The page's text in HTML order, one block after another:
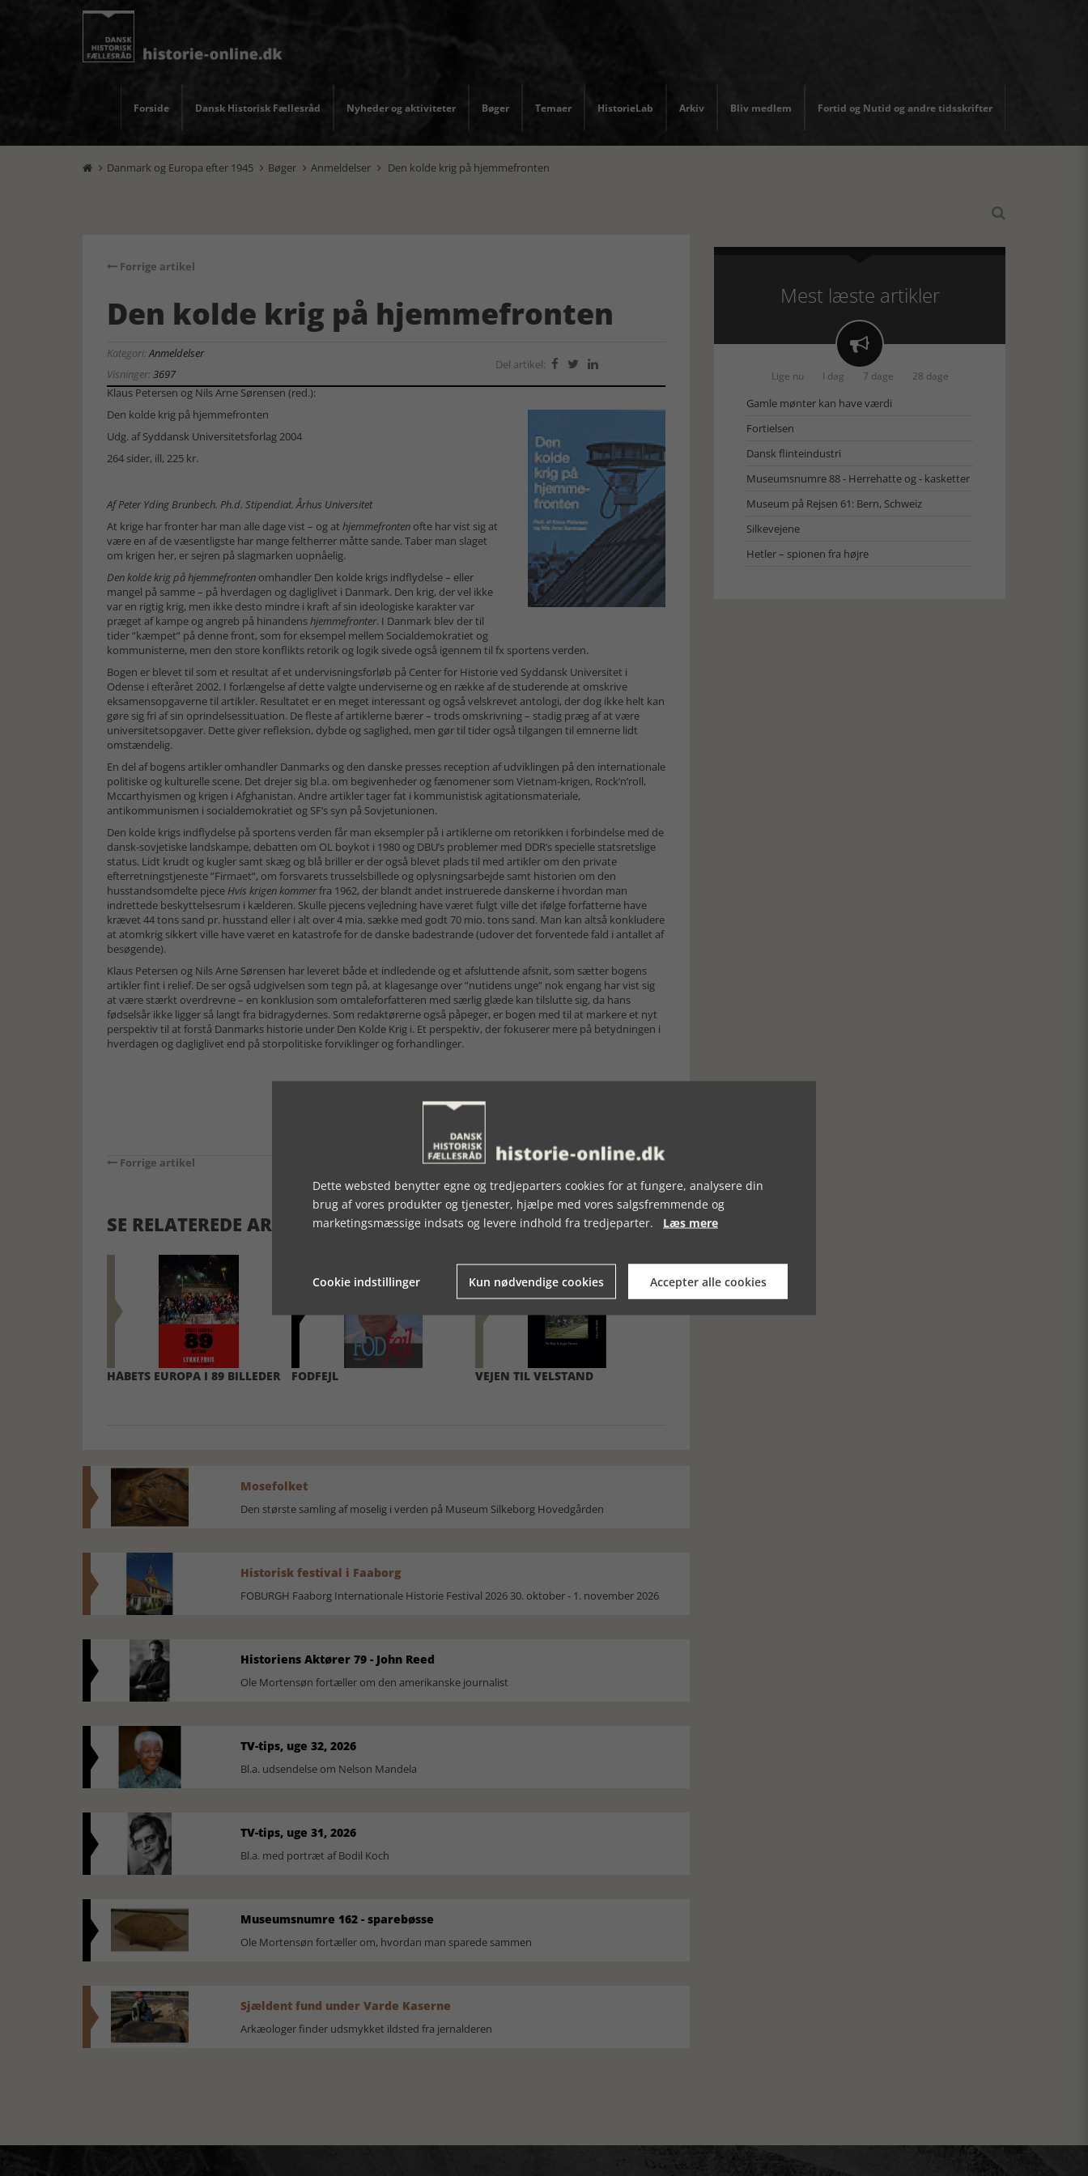
Forside Dansk Historisk Fællesråd Nyheder og aktiviteter Bøger Temaer HistorieLab Arkiv Bliv medlem Fortid og Nutid og andre tidsskrifter
 Danmark og Europa efter 1945  Bøger  Anmeldelser  Den kolde krig på hjemmefronten

Forrige artikel
Den kolde krig på hjemmefronten
Kategori:Anmeldelser
Visninger:3697
Del artikel:   
Klaus Petersen og Nils Arne Sørensen (red.):
Den kolde krig på hjemmefronten
Udg. afSyddansk Universitetsforlag2004
264 sider, ill, 225 kr.
Af Peter Yding Brunbech. Ph.d. Stipendiat. Århus Universitet
At krige har fronter har man alle dage vist – og at hjemmefronten ofte har vist sig at
være en af de væsentligste har mange feltherrer måtte sande. Taber man slaget
om krigen her, er sejren på slagmarken uopnåelig.
Den kolde krigpå hjemmefronten omhandler Den kolde krigs indflydelse – eller
mangel på samme – på hverdagen og dagliglivet i Danmark. Den krig, der vel ikke
var en rigtig krig, men ikke desto mindre i kraft af sin ideologiske karakter var
præget af kampe og angreb på hinandenshjemmefronter. I Danmark blev der til
tider ”kæmpet” på denne front, som for eksempel mellem Socialdemokratiet og
kommunisterne, men den store konflikts retorik og logik sivede også igennem til fx sportens verden.
Bogen er blevet til som et resultat af et undervisningsforløb på Center for Historie ved Syddansk Universitet i
Odense i efteråret 2002. I forlængelse af dette valgte underviserne og en række af de studerende at omskrive
eksamensopgaverne til artikler. Resultatet er en meget interessant og også velskrevet antologi, der dog ikke helt kan
gøre sig fri af sin oprindelsessituation. De fleste af artiklerne bærer – trods omskrivning – stadig præg af at være
universitetsopgaver. Dette giver refleksion, dybde og saglighed, men gør til tider også tilgangen til emnerne lidt
omstændelig.
En del af bogens artikler omhandler Danmarks og den danske presses reception af udviklingen på den internationale
politiske og kulturelle scene. Det drejer sig bl.a. om begivenheder og fænomener som Vietnam-krigen, Rock’n’roll,
Mccarthyismen og krigen i Afghanistan. Andre artikler tager fat i kommunistisk agitationsmateriale,
antikommunismen i socialdemokratiet og SF’s syn på Sovjetunionen.
Den kolde krigs indflydelse på sportens verden får man eksempler på i artiklerne om retorikken i forbindelse med de
dansk-sovjetiske landskampe, debatten om OL boykot i 1980 og DBU’s problemer med DDR’s specielle statsretslige
status. Lidt krudt og kugler samt skæg og blå briller er der også blevet plads til med artikler om den private
efterretningstjeneste ”Firmaet”, om forsvarets trusselsbillede og oplysningsarbejde samt historien om den
husstandsomdelte pjeceHvis krigen kommerfra 1962, der blandt andet instruerede danskerne i hvordan man
indrettede beskyttelsesrum i kælderen. Skulle pjecens vejledning have været fulgt ville det ifølge forfatterne have
krævet 44 tons sand pr. husstand eller i alt over 4 mia. sække med godt 70 mio. tons sand. Man kan altså konkludere
at atomkrig sikkert ville have været en katastrofe for de danske badestrande (udover det forventede fald i antallet af
besøgende).
Klaus Petersen og Nils Arne Sørensen har leveret både et indledende og et afsluttende afsnit, som sætter bogens
artikler fint i relief. De ser også udgivelsen som tegn på, at klagesange over ”nutidens unge” nok engang har vist sig
at være stærkt overdrevne – en konklusion som omtaleforfatteren med særlig glæde kan tilslutte sig, da hans
fødselsår ikke ligger så langt fra bidragydernes. Som redaktørerne også påpeger, er bogen med til at markere et nyt
perspektiv til at forstå Danmarks historie under Den Kolde Krig i. Et perspektiv, der fokuserer mere på betydningen i
hverdagen og dagliglivet end på storpolitiske forviklinger og forhandlinger.
Forrige artikel
SE RELATEREDE ARTIKLER
HÅBETS EUROPA I 89 BILLEDER FODFEJL VEJEN TIL VELSTAND
Mosefolket
Den største samling af moselig i verden på Museum Silkeborg Hovedgården
Historisk festival i Faaborg
FOBURGH Faaborg Internationale Historie Festival 2026 30. oktober - 1. november 2026
Historiens Aktører 79 - John Reed
Ole Mortensøn fortæller om den amerikanske journalist
TV-tips, uge 32, 2026
Bl.a. udsendelse om Nelson Mandela
TV-tips, uge 31, 2026
Bl.a. med portræt af Bodil Koch
Museumsnumre 162 - sparebøsse
Ole Mortensøn fortæller om, hvordan man sparede sammen
Sjældent fund under Varde Kaserne
Arkæologer finder udsmykket ildsted fra jernalderen
Mest læste artikler

Lige nu I dag 7 dage 28 dage
Gamle mønter kan have værdi
Fortielsen
Dansk flinteindustri
Museumsnumre 88 - Herrehatte og - kasketter
Museum på Rejsen 61: Bern, Schweiz
Silkevejene
Hetler – spionen fra højre
Dette websted benytter egne og tredjeparters cookies for at fungere, analysere din
brug af vores produkter og tjenester, hjælpe med vores salgsfremmende og
marketingsmæssige indsats og levere indhold fra tredjeparter. Læs mere
Cookie indstillinger Kun nødvendige cookies Accepter alle cookies